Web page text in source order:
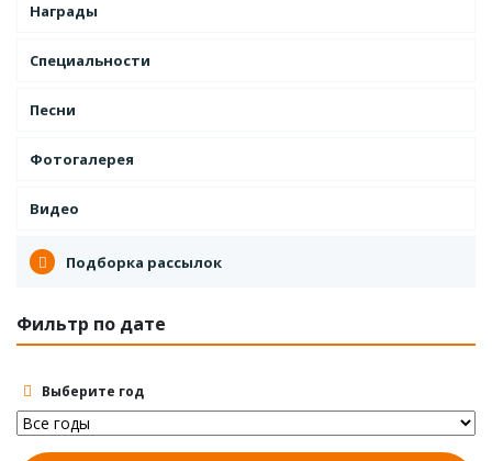
Награды
Специальности
Песни
Фотогалерея
Видео
Подборка рассылок
Фильтр по дате
Выберите год